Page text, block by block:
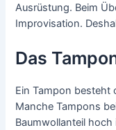
Ausrüstung. Beim
Improvisation.
Das
Ein Tampon besteht
Manche Tampons
Baumwollanteil